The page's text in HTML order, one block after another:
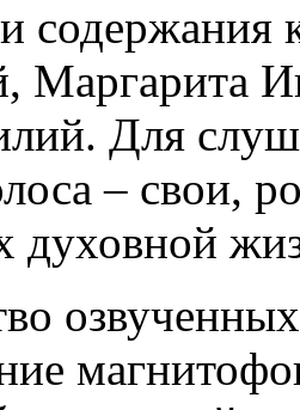
содержания
Маргарита
Для
– свои,
духовной